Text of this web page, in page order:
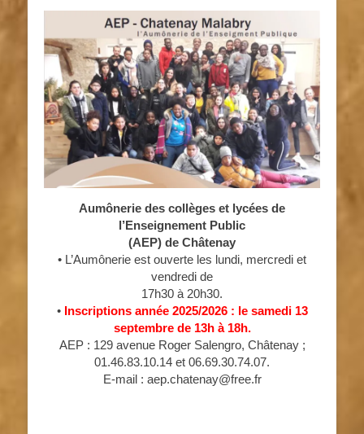
Aumônerie des collèges et lycées de
l’Enseignement Public
(AEP) de Châtenay
• L’Aumônerie est ouverte les lundi, mercredi et
vendredi de
17h30 à 20h30.
• Inscriptions année 2025/2026 : le samedi 13
septembre de 13h à 18h.
AEP : 129 avenue Roger Salengro, Châtenay ;
01.46.83.10.14 et 06.69.30.74.07.
E-mail : aep.chatenay@free.fr